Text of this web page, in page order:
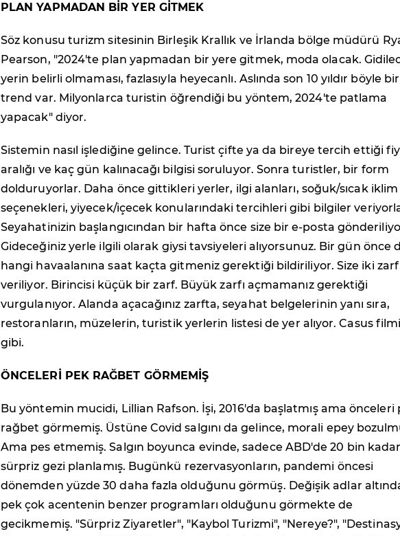
PLAN YAPMADAN BİR YER GİTMEK
Söz konusu turizm sitesinin Birleşik Krallık ve İrlanda bölge müdürü
Pearson, "2024'te plan yapmadan bir yere gitmek, moda olacak.
yerin belirli olmaması, fazlasıyla heyecanlı. Aslında son 10 yıldır böyle bir
trend var. Milyonlarca turistin öğrendiği bu yöntem, 2024'te patlama
yapacak" diyor.
Sistemin nasıl işlediğine gelince. Turist çifte ya da bireye tercih ettiği
aralığı ve kaç gün kalınacağı bilgisi soruluyor. Sonra turistler, bir form
dolduruyorlar. Daha önce gittikleri yerler, ilgi alanları, soğuk/sıcak iklim
seçenekleri, yiyecek/içecek konularındaki tercihleri gibi bilgiler
Seyahatinizin başlangıcından bir hafta önce size bir e-posta
Gideceğiniz yerle ilgili olarak giysi tavsiyeleri alıyorsunuz. Bir gün önce
hangi havaalanına saat kaçta gitmeniz gerektiği bildiriliyor. Size iki zarf
veriliyor. Birincisi küçük bir zarf. Büyük zarfı açmamanız gerektiği
vurgulanıyor. Alanda açacağınız zarfta, seyahat belgelerinin yanı sıra,
restoranların, müzelerin, turistik yerlerin listesi de yer alıyor. Casus filmi
gibi.
ÖNCELERİ PEK RAĞBET GÖRMEMİŞ
Bu yöntemin mucidi, Lillian Rafson. İşi, 2016'da başlatmış ama önceleri
rağbet görmemiş. Üstüne Covid salgını da gelince, morali epey
Ama pes etmemiş. Salgın boyunca evinde, sadece ABD'de 20 bin kadar
sürpriz gezi planlamış. Bugünkü rezervasyonların, pandemi öncesi
dönemden yüzde 30 daha fazla olduğunu görmüş. Değişik adlar
pek çok acentenin benzer programları olduğunu görmekte de
gecikmemiş. "Sürpriz Ziyaretler", "Kaybol Turizmi", "Nereye?",